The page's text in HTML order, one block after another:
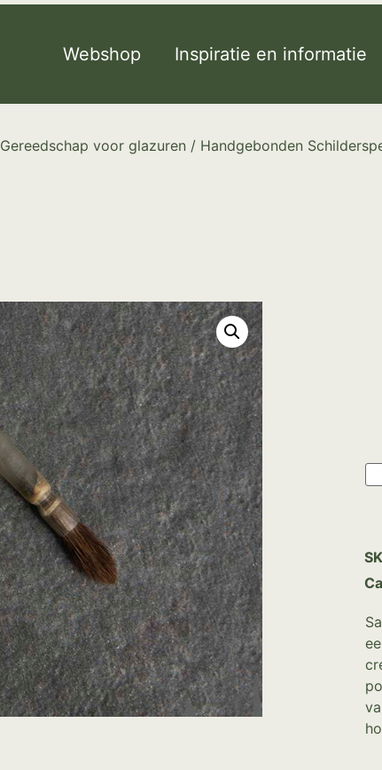
Webshop Inspiratie en informatie
Gereedschap voor glazuren / Handgebonden